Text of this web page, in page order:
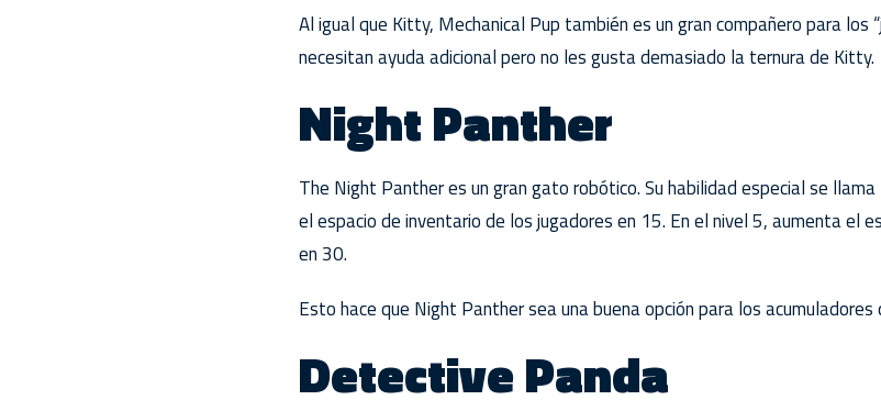
Al igual que Kitty, Mechanical Pup también es un gran compañero para los
necesitan ayuda adicional pero no les gusta demasiado la ternura de Kitty.
Night Panther
The Night Panther es un gran gato robótico. Su habilidad especial se
el espacio de inventario de los jugadores en 15. En el nivel 5, aumenta el
en 30.
Esto hace que Night Panther sea una buena opción para los
Detective Panda